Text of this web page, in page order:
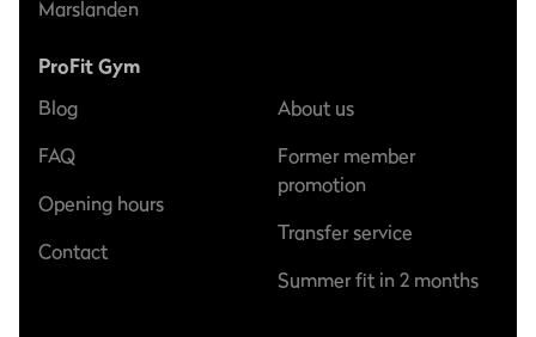
Marslanden
ProFit Gym
Blog
FAQ
Opening hours
Contact
About us
Former member
promotion
Transfer service
Summer fit in 2 months